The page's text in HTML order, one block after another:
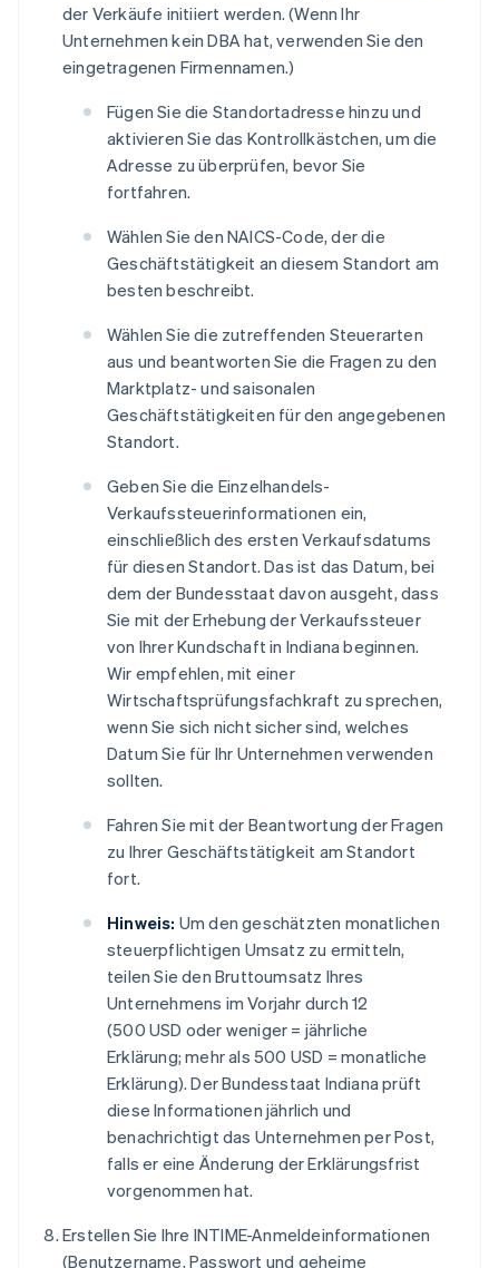
der Verkäufe initiiert werden. (Wenn Ihr
Unternehmen kein DBA hat, verwenden Sie den
eingetragenen Firmennamen.)
Fügen Sie die Standortadresse hinzu und
aktivieren Sie das Kontrollkästchen, um die
Adresse zu überprüfen, bevor Sie
fortfahren.
Wählen Sie den NAICS-Code, der die
Geschäftstätigkeit an diesem Standort am
besten beschreibt.
Wählen Sie die zutreffenden Steuerarten
aus und beantworten Sie die Fragen zu den
Marktplatz- und saisonalen
Geschäftstätigkeiten für den angegebenen
Standort.
Geben Sie die Einzelhandels-
Verkaufssteuerinformationen ein,
einschließlich des ersten Verkaufsdatums
für diesen Standort. Das ist das Datum, bei
dem der Bundesstaat davon ausgeht, dass
Sie mit der Erhebung der Verkaufssteuer
von Ihrer Kundschaft in Indiana beginnen.
Wir empfehlen, mit einer
Wirtschaftsprüfungsfachkraft zu sprechen,
wenn Sie sich nicht sicher sind, welches
Datum Sie für Ihr Unternehmen verwenden
sollten.
Fahren Sie mit der Beantwortung der Fragen
zu Ihrer Geschäftstätigkeit am Standort
fort.
Hinweis: Um den geschätzten monatlichen
steuerpflichtigen Umsatz zu ermitteln,
teilen Sie den Bruttoumsatz Ihres
Unternehmens im Vorjahr durch 12
(500 USD oder weniger = jährliche
Erklärung; mehr als 500 USD = monatliche
Erklärung). Der Bundesstaat Indiana prüft
diese Informationen jährlich und
benachrichtigt das Unternehmen per Post,
falls er eine Änderung der Erklärungsfrist
vorgenommen hat.
Erstellen Sie Ihre INTIME-Anmeldeinformationen
(Benutzername, Passwort und geheime